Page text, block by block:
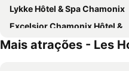
Lykke Hôtel & Spa Chamonix
Excelsior Chamonix Hôtel & Spa
Heliopic Hotel & Spa
Mais atrações - Les